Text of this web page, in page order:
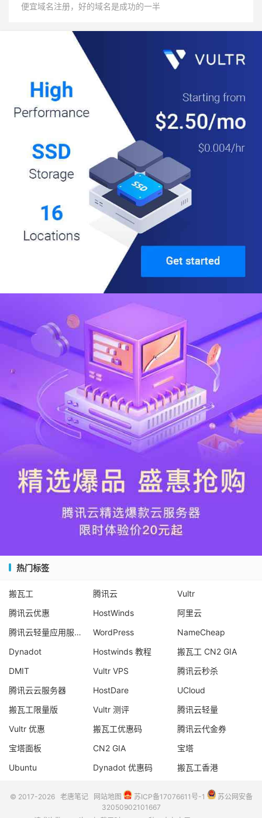
便宜域名注册，好的域名是成功的一半
热门标签
搬瓦工 腾讯云
Vultr
腾讯云优惠
HostWinds
阿里云
腾讯云轻量应用服务器
WordPress
NameCheap
Dynadot
Hostwinds 教程
搬瓦工 CN2 GIA
DMIT
Vultr VPS
腾讯云秒杀
腾讯云云服务器
HostDare
UCloud
搬瓦工限量版
Vultr 测评
腾讯云轻量
Vultr 优惠
搬瓦工优惠码
腾讯云代金券
宝塔面板
CN2 GIA
宝塔
Ubuntu
Dynadot 优惠码 搬瓦工香港
© 2017-2026 老唐笔记 网站地图 苏ICP备17076611号-1
苏公网安备
32050902101667